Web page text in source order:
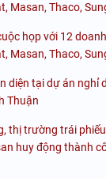
Masan, Thaco,
họp với 12
Masan, Thaco,
diện tại dự án nghỉ
Thuận
thị trường trái
huy động thành